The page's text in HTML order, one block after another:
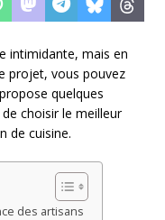
intimidante, mais en
projet, vous pouvez
quelques
choisir le meilleur
de cuisine.
des artisans